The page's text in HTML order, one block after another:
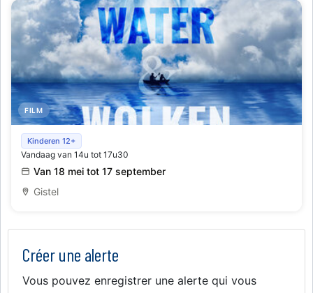
FILM
Filmvoorstellingen 'Credo de Kraai' of 'Tussen water en
wolken'
Kinderen 12+
Vandaag van 14u tot 17u30
Van 18 mei tot 17 september
Gistel
Créer une alerte
Vous pouvez enregistrer une alerte qui vous